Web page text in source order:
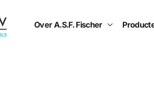
Over A.S.F. Fischer